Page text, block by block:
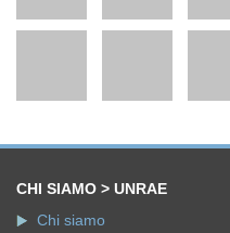
CHI SIAMO > UNRAE
Chi siamo